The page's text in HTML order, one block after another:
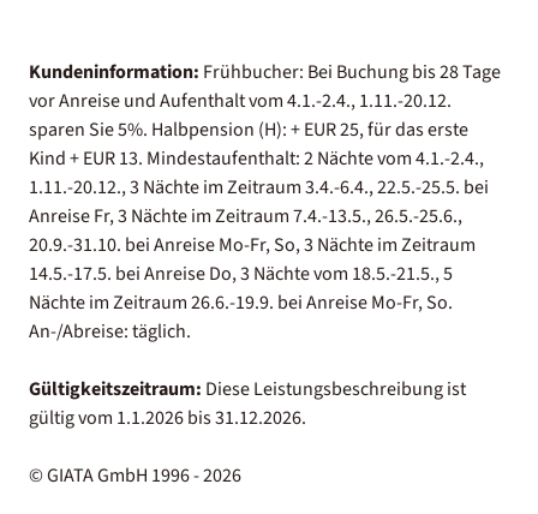
Kundeninformation: Frühbucher: Bei Buchung bis 28 Tage
vor Anreise und Aufenthalt vom 4.1.-2.4., 1.11.-20.12.
sparen Sie 5%. Halbpension (H): + EUR 25, für das erste
Kind + EUR 13. Mindestaufenthalt: 2 Nächte vom 4.1.-2.4.,
1.11.-20.12., 3 Nächte im Zeitraum 3.4.-6.4., 22.5.-25.5. bei
Anreise Fr, 3 Nächte im Zeitraum 7.4.-13.5., 26.5.-25.6.,
20.9.-31.10. bei Anreise Mo-Fr, So, 3 Nächte im Zeitraum
14.5.-17.5. bei Anreise Do, 3 Nächte vom 18.5.-21.5., 5
Nächte im Zeitraum 26.6.-19.9. bei Anreise Mo-Fr, So.
An-/Abreise: täglich.
Gültigkeitszeitraum: Diese Leistungsbeschreibung ist
gültig vom 1.1.2026 bis 31.12.2026.
© GIATA GmbH 1996 - 2026